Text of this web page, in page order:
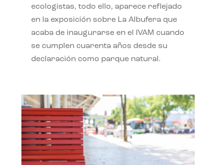
ecologistas, todo ello, aparece reflejado
en la exposición sobre La Albufera que
acaba de inaugurarse en el IVAM cuando
se cumplen cuarenta años desde su
declaración como parque natural.